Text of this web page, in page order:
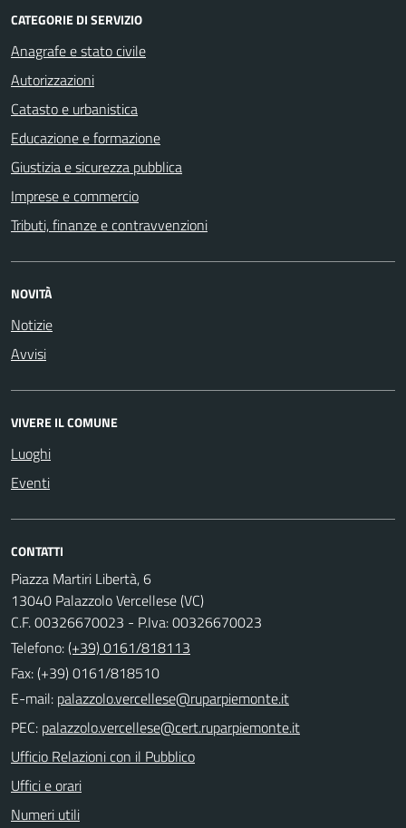
CATEGORIE DI SERVIZIO
Anagrafe e stato civile
Autorizzazioni
Catasto e urbanistica
Educazione e formazione
Giustizia e sicurezza pubblica
Imprese e commercio
Tributi, finanze e contravvenzioni
NOVITÀ
Notizie
Avvisi
VIVERE IL COMUNE
Luoghi
Eventi
CONTATTI
Piazza Martiri Libertà, 6
13040 Palazzolo Vercellese (VC)
C.F. 00326670023 - P.Iva: 00326670023
Telefono:(+39) 0161/818113
Fax: (+39) 0161/818510
E-mail:
PEC:
Ufficio Relazioni con il Pubblico
Uffici e orari
Numeri utili